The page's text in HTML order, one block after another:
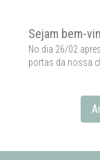
Sejam bem-
No dia 26/02
portas da nossa